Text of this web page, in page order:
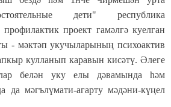
дети" республика
проект гамәлгә куелган
- мәктәп укучыларының психоактив
кулланып каравын кисәтү. Әлеге
белән уку елы дәвамында һәм
да мәгълүмати-агарту мәдәни-күңел